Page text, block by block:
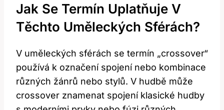
Jak Se Termín Uplatňuje V
Těchto Uměleckých Sférách?
V uměleckých sférách se termín „crossover“
používá k označení spojení nebo kombinace
různých žánrů nebo stylů. V hudbě může
crossover znamenat spojení klasické hudby